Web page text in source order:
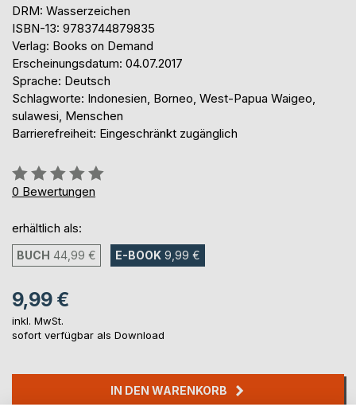
DRM: Wasserzeichen
ISBN-13: 9783744879835
Verlag: Books on Demand
Erscheinungsdatum: 04.07.2017
Sprache: Deutsch
Schlagworte: Indonesien, Borneo, West-Papua Waigeo,
sulawesi, Menschen
Barrierefreiheit: Eingeschränkt zugänglich
Bewertung::
0%
0 Bewertungen
erhältlich als:
BUCH 44,99 € E-BOOK 9,99 €
9,99 €
inkl. MwSt.
sofort verfügbar als Download
IN DEN WARENKORB